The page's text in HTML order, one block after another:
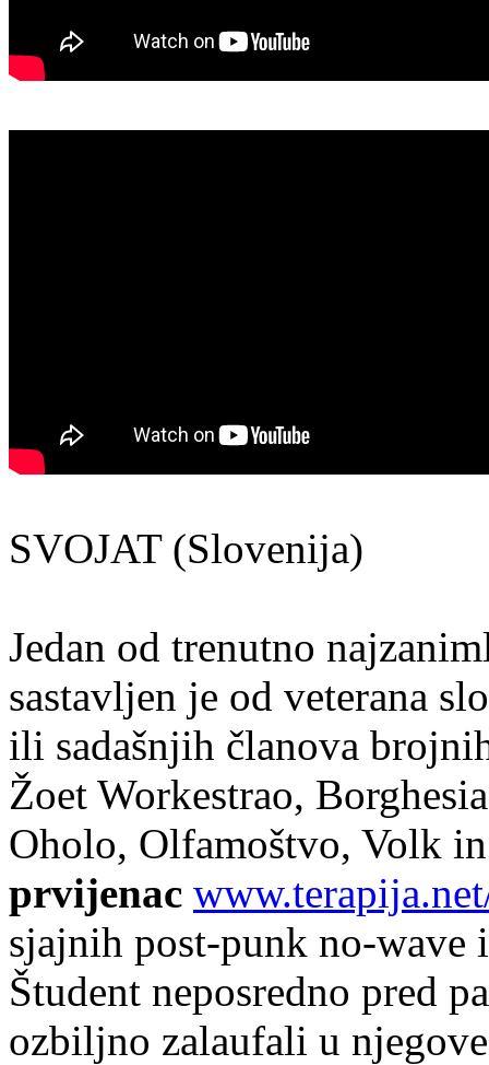
SVOJAT (Slovenija)
Jedan od trenutno
sastavljen je od veterana
ili sadašnjih članova
Žoet Workestrao,
Oholo, Olfamoštvo, Volk
prvijenac
sjajnih post-punk no-wave
Študent neposredno pred
ozbiljno zalaufali u